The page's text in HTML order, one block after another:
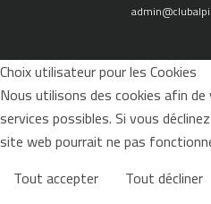
Choix utilisateur pour les Cookies
Nous utilisons des cookies afin
services possibles. Si vous
site web pourrait ne pas
Tout accepter
Tout décliner